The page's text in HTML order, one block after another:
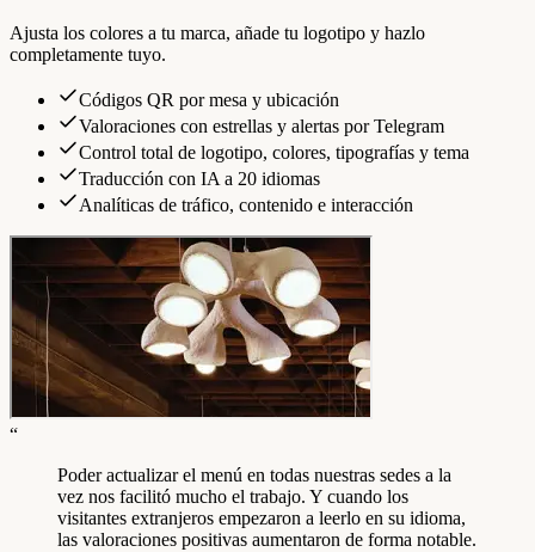
Ajusta los colores a tu marca, añade tu logotipo y hazlo
completamente tuyo.
Códigos QR por mesa y ubicación
Valoraciones con estrellas y alertas por Telegram
Control total de logotipo, colores, tipografías y tema
Traducción con IA a 20 idiomas
Analíticas de tráfico, contenido e interacción
“
Poder actualizar el menú en todas nuestras sedes a la
vez nos facilitó mucho el trabajo. Y cuando los
visitantes extranjeros empezaron a leerlo en su idioma,
las valoraciones positivas aumentaron de forma notable.